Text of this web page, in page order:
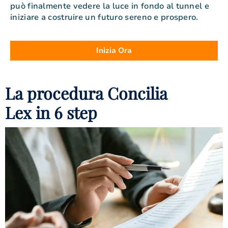
può finalmente vedere la luce in fondo al tunnel e
iniziare a costruire un futuro sereno e prospero.
Inizia Ora
La procedura Concilia
Lex in 6 step